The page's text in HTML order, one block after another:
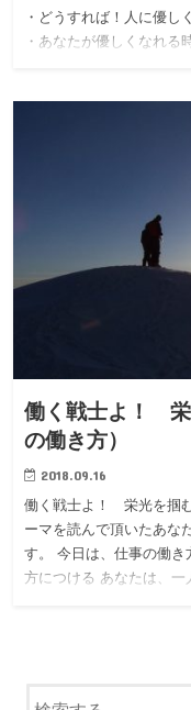
・どうすれば！人に優し
・あなたが優しくなれる
働く戦士よ！ 栄
の働き方）
2018.09.16
働く戦士よ！ 栄光を掴
ーマを読んで頂いたあな
す。 今日は、仕事の働
方につける あなたは、